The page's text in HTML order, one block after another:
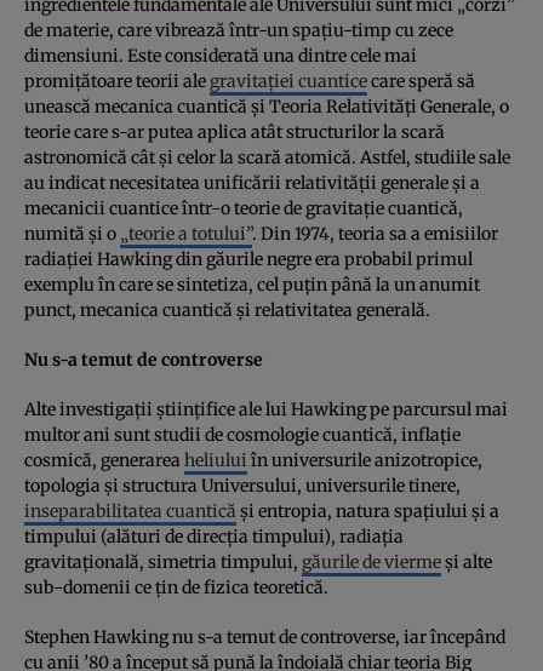
ingredientele fundamentale ale Universului sunt mici „corzi”
de materie, care vibrează într-un spaţiu-timp cu zece
dimensiuni. Este considerată una dintre cele mai
promiţătoare teorii ale gravitaţiei cuanticecare speră să
unească mecanica cuantică şi Teoria Relativităţi Generale, o
teorie care s-ar putea aplica atât structurilor la scară
astronomică cât şi celor la scară atomică. Astfel, studiile sale
au indicat necesitatea unificării relativităţii generale şi a
mecanicii cuantice într-o teorie de gravitaţie cuantică,
numită şi o „teorie a totului”. Din 1974, teoria sa a emisiilor
radiaţiei Hawking din găurile negre era probabil primul
exemplu în care se sintetiza, cel puţin până la un anumit
punct, mecanica cuantică şi relativitatea generală.
Nu s-a temut de controverse
Alte investigaţii ştiinţifice ale lui Hawking pe parcursul mai
multor ani sunt studii de cosmologie cuantică, inflaţie
cosmică, generarea heliului în universurile anizotropice,
topologia şi structura Universului, universurile tinere,
inseparabilitatea cuantică şi entropia, natura spaţiului şi a
timpului (alături de direcţia timpului), radiaţia
gravitaţională, simetria timpului, găurile de viermeşi alte
sub-domenii ce ţin de fizica teoretică.
Stephen Hawking nu s-a temut de controverse, iar începând
cu anii ’80 a început să pună la îndoială chiar teoria Big